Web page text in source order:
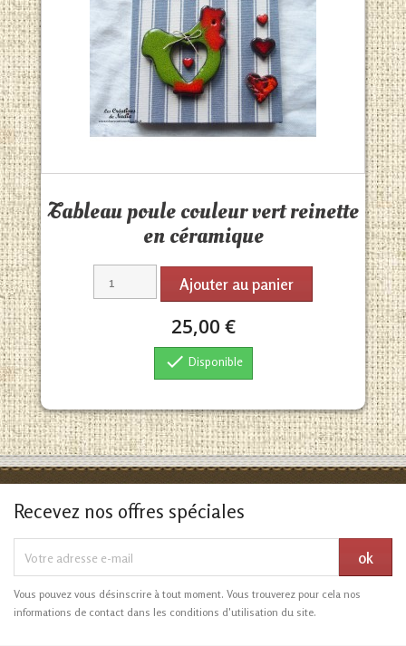
Tableau poule couleur vert reinette
en céramique
Ajouter au panier
25,00 €
 Disponible
Recevez nos offres spéciales
Vous pouvez vous désinscrire à tout moment. Vous trouverez pour cela nos
informations de contact dans les conditions d'utilisation du site.